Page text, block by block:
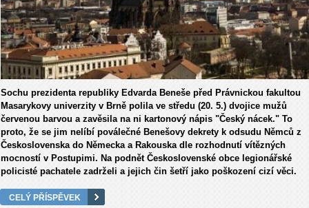
Sochu prezidenta republiky Edvarda Beneše před Právnickou fakultou
Masarykovy univerzity v Brně polila ve středu (20. 5.) dvojice mužů
červenou barvou a zavěsila na ni kartonový nápis "Český nácek." To
proto, že se jim nelíbí poválečné Benešovy dekrety k odsudu Němců z
Československa do Německa a Rakouska dle rozhodnutí vítězných
mocností v Postupimi. Na podnět Československé obce legionářské
policisté pachatele zadrželi a jejich čin šetří jako poškození cizí věci.
CELÝ PŘÍSPĚVEK